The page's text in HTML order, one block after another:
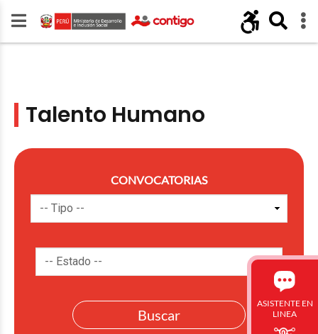
Talento Humano
CONVOCATORIAS
ASISTENTE EN
LINEA